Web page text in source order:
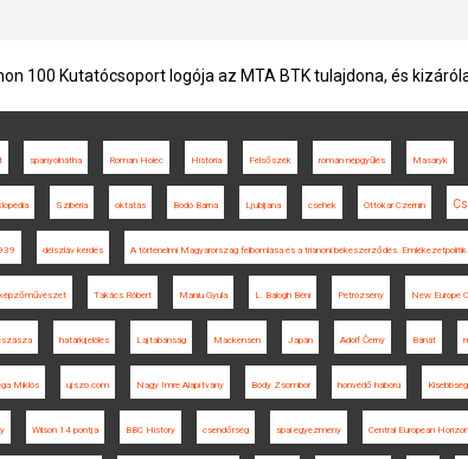
100 Kutatócsoport logója az MTA BTK tulajdona, és
spanyolnátha Roman Holec História Felsőszék román népgyűlés Masaryk
Szibéria oktatás Bodó Barna Ljubljana csehek Ottokar Czernin
délszláv kérdés A történelmi Magyarország felbomlása és a trianoni békeszerződés.
Takács Róbert Maniu Gyula L. Balogh Béni Petrozsény New Europe
határkijelölés Lajtabánság Mackensen Japán Adolf Černý Bánát
Miklós ujszo.com Nagy Imre Alapítvány Bódy Zsombor honvédő háború
Wilson 14 pontja BBC History csendőrség spai egyezmény Central European